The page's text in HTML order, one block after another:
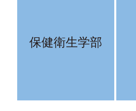
保健衛生学部